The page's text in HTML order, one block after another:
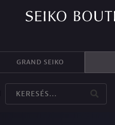
GRAND SEIKO